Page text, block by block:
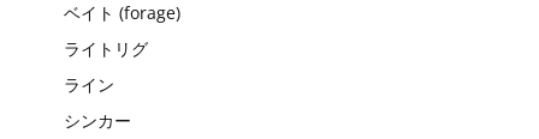
ベイト (forage)
ライトリグ
ライン
シンカー